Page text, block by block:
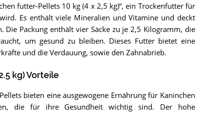
futter-Pellets 10 kg (4 x 2,5 kg)“, ein Trockenfutter für
Es enthält viele Mineralien und Vitamine und deckt
Die Packung enthält vier Säcke zu je 2,5 Kilogramm, die
um gesund zu bleiben. Dieses Futter bietet eine
und die Verdauung, sowie den Zahnabrieb.
kg) Vorteile
bieten eine ausgewogene Ernährung für Kaninchen
die für ihre Gesundheit wichtig sind. Der hohe